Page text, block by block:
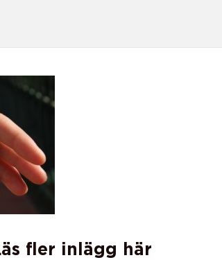
fler inlägg här